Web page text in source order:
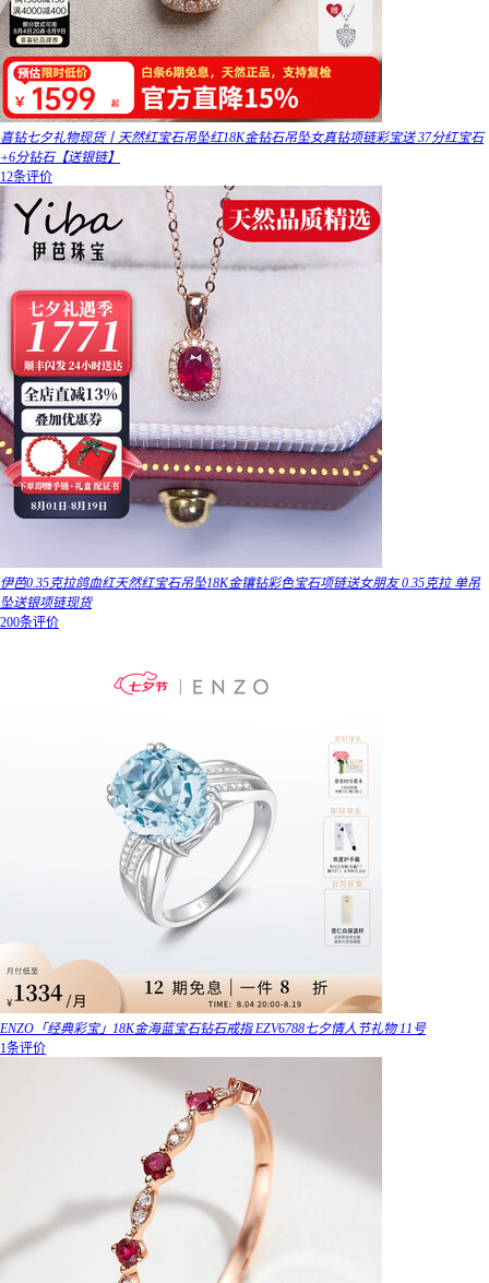
喜钻七夕礼物现货丨天然红宝石吊坠红18K金钻石吊坠女真钻项链彩宝送 37分红宝石
+6分钻石【送银链】
12条评价
伊芭0.35克拉鸽血红天然红宝石吊坠18K金镶钻彩色宝石项链送女朋友 0.35克拉 单吊
坠送银项链现货
200条评价
ENZO「经典彩宝」18K金海蓝宝石钻石戒指 EZV6788七夕情人节礼物 11号
1条评价